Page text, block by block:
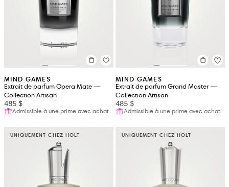
MIND GAMES
Extrait de parfum Opera Mate —
Collection Artisan
485 $
Admissible à une prime avec achat
MIND GAMES
Extrait de parfum Grand Master —
Collection Artisan
485 $
Admissible à une prime avec achat
UNIQUEMENT CHEZ HOLT UNIQUEMENT CHEZ HOLT